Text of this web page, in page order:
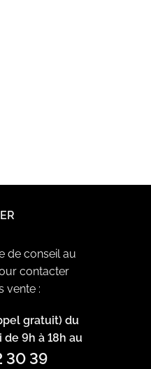
de conseil au
contacter
vente :
gratuit) du
de 9h à 18h au
30 39